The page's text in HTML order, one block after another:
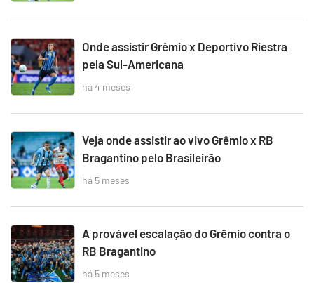
Onde assistir Grêmio x Deportivo Riestra
pela Sul-Americana
há 4 meses
Veja onde assistir ao vivo Grêmio x RB
Bragantino pelo Brasileirão
há 5 meses
A provável escalação do Grêmio contra o
RB Bragantino
há 5 meses